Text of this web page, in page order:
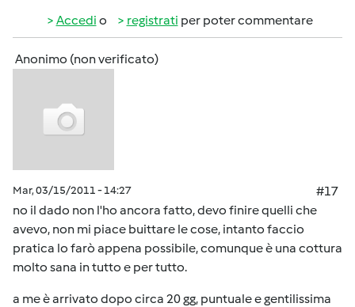
Accedi o registrati per poter commentare
Anonimo (non verificato)
Mar, 03/15/2011 - 14:27
#17
no il dado non l'ho ancora fatto, devo finire quelli che
avevo, non mi piace buittare le cose, intanto faccio
pratica lo farò appena possibile, comunque è una cottura
molto sana in tutto e per tutto.
a me è arrivato dopo circa 20 gg, puntuale e gentilissima